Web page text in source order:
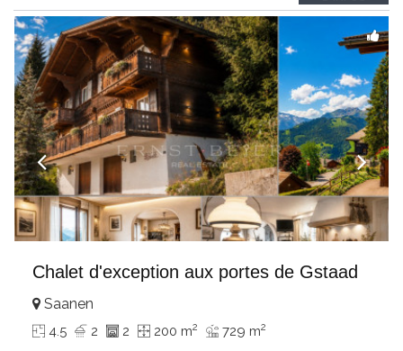
propriété...
Chalet d'exception aux portes de Gstaad
Saanen
4.5 2 2 200 m2 729 m2